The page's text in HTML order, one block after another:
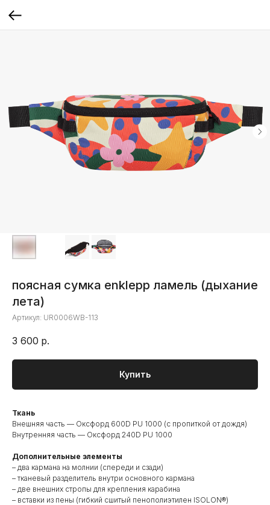
поясная сумка enklepp ламель (дыхание
лета)
Артикул: UR0006WB-113
3 600 р.
Купить
Ткань
Внешняя часть — Оксфорд 600D PU 1000 (с пропиткой от дождя)
Внутренняя часть — Оксфорд 240D PU 1000
Дополнительные элементы
– два кармана на молнии (спереди и сзади)
– тканевый разделитель внутри основного кармана
– две внешних стропы для крепления карабина
– вставки из пены (гибкий сшитый пенополиэтилен ISOLON®)